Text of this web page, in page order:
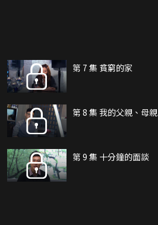
第 7 集 貧窮的家
第 8 集 我的父親、母親
第 9 集 十分鐘的面談